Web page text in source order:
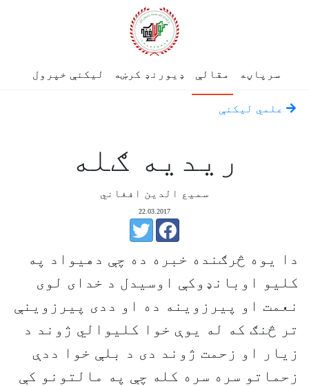
سرپاڼه مقالې ډیورنډ کرښه لیکنې خپرول
علمي لیکنې
ریدیه ګله
سميع الدين افغاني
22.03.2017
دا یوه څرګنده خبره ده چې دهیواد په
کلیو اوبانډوکې اوسیدل د خدای لوی
نعمت او پیرزوینه ده او ددی پیرزوینې
تر څنګ که له یوې خوا کلیوالي ژوند د
زیار او زحمت ژوند دی د بلې خوا ددې
زحماتو سره سره کله چې په مالتونو کې